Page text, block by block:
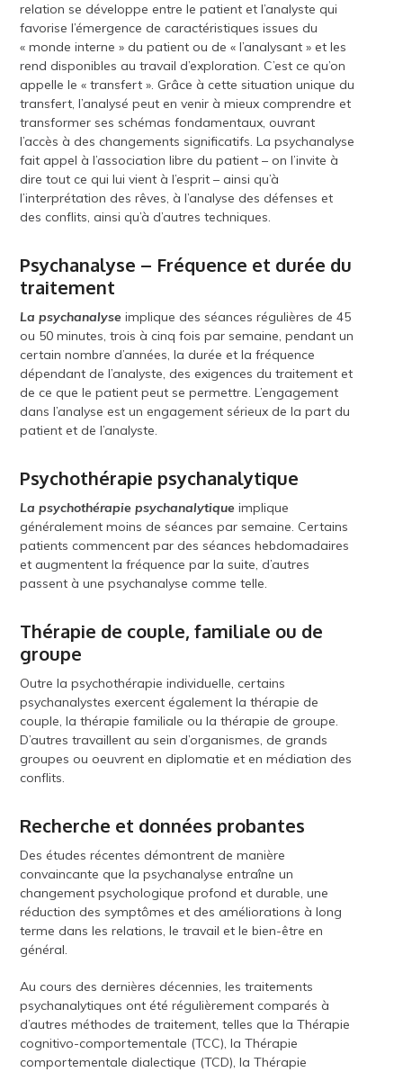
relation se développe entre le patient et l’analyste qui
favorise l’émergence de caractéristiques issues du
« monde interne » du patient ou de « l’analysant » et les
rend disponibles au travail d’exploration. C’est ce qu’on
appelle le « transfert ». Grâce à cette situation unique du
transfert, l’analysé peut en venir à mieux comprendre et
transformer ses schémas fondamentaux, ouvrant
l’accès à des changements significatifs. La psychanalyse
fait appel à l’association libre du patient – on l’invite à
dire tout ce qui lui vient à l’esprit – ainsi qu’à
l’interprétation des rêves, à l’analyse des défenses et
des conflits, ainsi qu’à d’autres techniques.
Psychanalyse – Fréquence et durée du
traitement
La psychanalyse implique des séances régulières de 45
ou 50 minutes, trois à cinq fois par semaine, pendant un
certain nombre d’années, la durée et la fréquence
dépendant de l’analyste, des exigences du traitement et
de ce que le patient peut se permettre. L’engagement
dans l’analyse est un engagement sérieux de la part du
patient et de l’analyste.
Psychothérapie psychanalytique
La psychothérapie psychanalytique implique
généralement moins de séances par semaine. Certains
patients commencent par des séances hebdomadaires
et augmentent la fréquence par la suite, d’autres
passent à une psychanalyse comme telle.
Thérapie de couple, familiale ou de
groupe
Outre la psychothérapie individuelle, certains
psychanalystes exercent également la thérapie de
couple, la thérapie familiale ou la thérapie de groupe.
D’autres travaillent au sein d’organismes, de grands
groupes ou oeuvrent en diplomatie et en médiation des
conflits.
Recherche et données probantes
Des études récentes démontrent de manière
convaincante que la psychanalyse entraîne un
changement psychologique profond et durable, une
réduction des symptômes et des améliorations à long
terme dans les relations, le travail et le bien-être en
général.
Au cours des dernières décennies, les traitements
psychanalytiques ont été régulièrement comparés à
d’autres méthodes de traitement, telles que la Thérapie
cognitivo-comportementale (TCC), la Thérapie
comportementale dialectique (TCD), la Thérapie